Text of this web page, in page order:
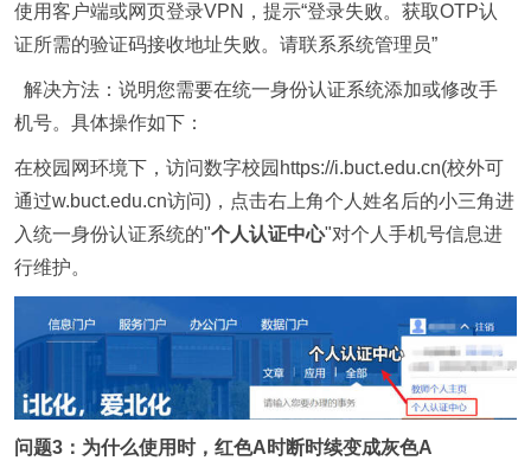
使用客户端或网页登录VPN，提示“登录失败。获取OTP认
证所需的验证码接收地址失败。请联系系统管理员”
解决方法 ：说明您需要在统一身份认证系统添加或修改手
机号。具体操作如下：
在校园网环境下，访问数字校园 https://i.buct.edu.cn(校外可
通过w.buct.edu.cn访问) ，点击右上角个人姓名后的小三角进
入统一身份认证系统的"个人认证中心"对个人手机号信息进
行维护。
问题3：为什么使用时，红色A时断时续变成灰色A